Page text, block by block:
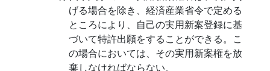
げる場合を除き、経済産業省令で定める
ところにより、自己の実用新案登録に基
づいて特許出願をすることができる。こ
の場合においては、その実用新案権を放
棄しなければならない。